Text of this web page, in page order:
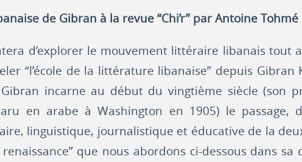
de Gibran à la revue “Chi’r” par Antoine
d’explorer le mouvement littéraire libanais tout
“l’école de la littérature libanaise” depuis Gibran
Gibran incarne au début du vingtième siècle (son
en arabe à Washington en 1905) le passage,
linguistique, journalistique et éducative de la
que nous abordons ci-dessous dans